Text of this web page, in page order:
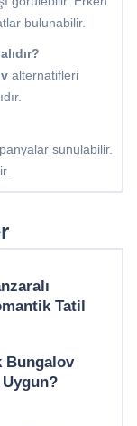
bulunabilir.
alternatifleri
sunulabilir.
Tatil
Bungalov
Uygun?